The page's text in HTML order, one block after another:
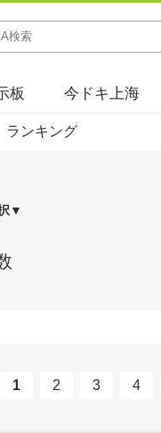
板 今ドキ上海
ランキング
▼
1 2 3 4